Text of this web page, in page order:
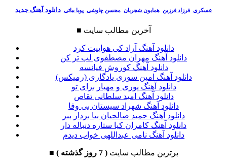
عسکری فرزاد فرزین همایون شجریان محسن چاوشی پویا بیاتی دانلود آهنگ جدید
■ آخرین مطالب سایت
دانلود آهنگ آراد کی هواییت کرد
دانلود آهنگ مهران مصطفوی لب تر کن
دانلود آهنگ کوروش فیانسه
دانلود آهنگ امین سوری یادگاری (رمیکس)
دانلود آهنگ پوری و مهیار برای تو
دانلود آهنگ امید سلطانی تقاص
دانلود آهنگ شهراد سیستان بی وفا
دانلود آهنگ حمید صالحیان بیا بردار ببر
دانلود آهنگ کامران کیا ستاره دنباله دار
دانلود آهنگ نامی عبداللهی خواب دیدم
■ برترین مطالب سایت( 7 روز گذشته )